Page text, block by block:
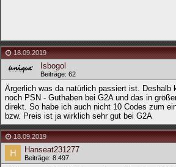
18.09.2019
Isbogol
Beiträge: 62
Ärgerlich was da natürlich passiert ist. Deshalb
noch PSN - Guthaben bei G2A und das in
direkt. So habe ich auch nicht 10 Codes zum
bzw. Preis ist ja wirklich sehr gut bei G2A
18.09.2019
Hanseat231277
Beiträge: 8.497